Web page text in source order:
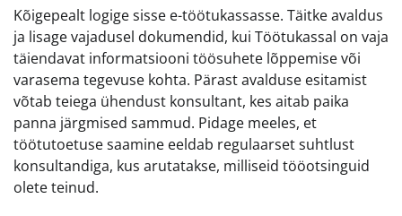
Kõigepealt logige sisse e-töötukassasse. Täitke avaldus
ja lisage vajadusel dokumendid, kui Töötukassal on vaja
täiendavat informatsiooni töösuhete lõppemise või
varasema tegevuse kohta. Pärast avalduse esitamist
võtab teiega ühendust konsultant, kes aitab paika
panna järgmised sammud. Pidage meeles, et
töötutoetuse saamine eeldab regulaarset suhtlust
konsultandiga, kus arutatakse, milliseid tööotsinguid
olete teinud.